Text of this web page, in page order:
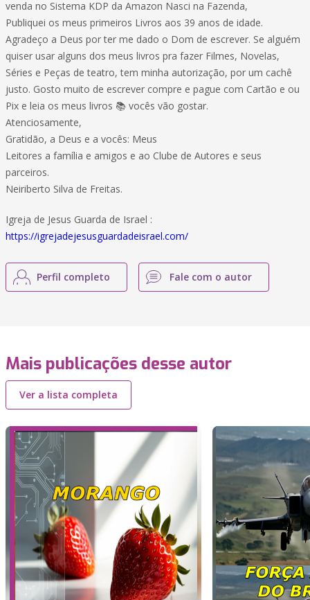
venda no Sistema KDP da Amazon Nasci na Fazenda,
Publiquei os meus primeiros Livros aos 39 anos de idade.
Agradeço a Deus por ter me dado o Dom de escrever. Se alguém
quiser usar alguns dos meus livros pra fazer Filmes, Novelas,
Séries e Peças de teatro, tem minha autorização, por um cachê
justo. Gosto muito de escrever compre e pague com Cartão e ou
Pix e leia os meus livros 📚 vocês vão gostar.
Atenciosamente,
Gratidão, a Deus e a vocês: Meus
Leitores a família e amigos e ao Clube de Autores e seus
parceiros.
Neiriberto Silva de Freitas.
Igreja de Jesus Guarda de Israel :
https://igrejadejesusguardadeisrael.com/
Perfil completo Fale com o autor
Mais publicações desse autor
Ver a lista completa